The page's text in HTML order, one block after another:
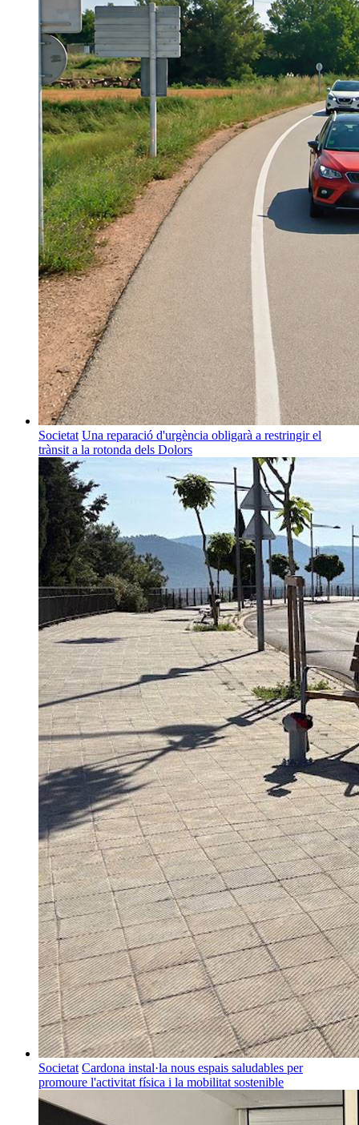
Societat Una reparació d'urgència obligarà a restringir el
trànsit a la rotonda dels Dolors
Societat Cardona instal·la nous espais saludables per
promoure l'activitat física i la mobilitat sostenible